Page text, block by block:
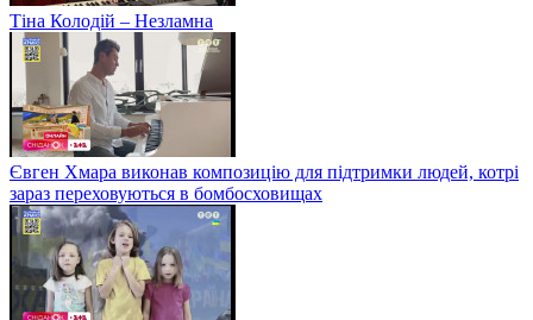
Тіна Колодій – Незламна
Євген Хмара виконав композицію для підтримки людей, котрі
зараз переховуються в бомбосховищах